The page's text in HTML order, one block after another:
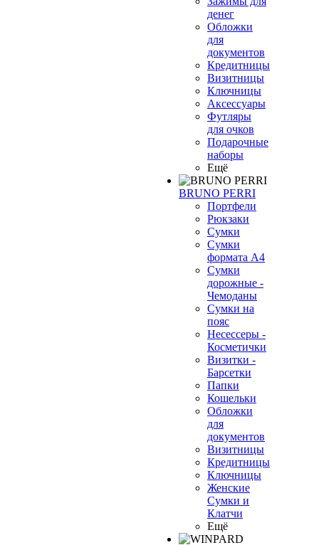
денег
Обложки
для
документов
Кредитницы
Визитницы
Ключницы
Аксессуары
Футляры
для очков
Подарочные
наборы
Ещё
BRUNO PERRI
Портфели
Рюкзаки
Сумки
Сумки
формата А4
Сумки
дорожные -
Чемоданы
Сумки на
пояс
Несессеры -
Косметички
Визитки -
Барсетки
Папки
Кошельки
Обложки
для
документов
Визитницы
Кредитницы
Ключницы
Женские
Сумки и
Клатчи
Ещё